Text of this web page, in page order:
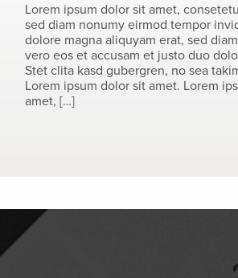
Lorem ipsum dolor sit amet,
sed diam nonumy eirmod tempor
dolore magna aliquyam erat, sed
vero eos et accusam et justo duo
Stet clita kasd gubergren, no sea
Lorem ipsum dolor sit amet. Lorem
amet, […]